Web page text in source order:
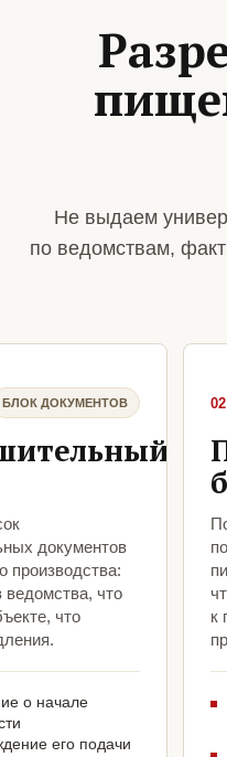
Не выдаем
по ведомствам,
БЛОК ДОКУМЕНТОВ
документов
производства:
ведомства, что
что
о начале
его подачи
02
к